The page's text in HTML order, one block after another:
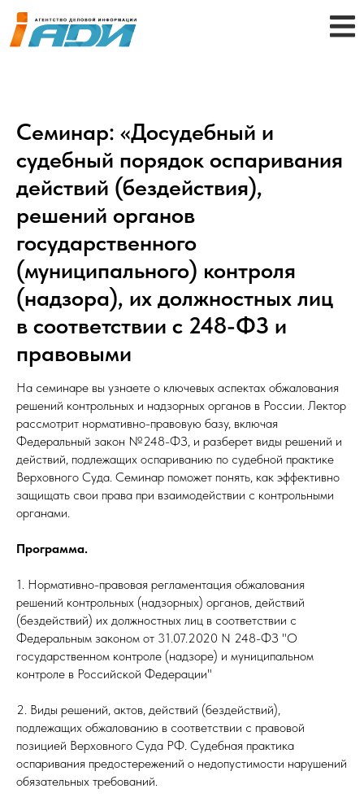
Семинар: «Досудебный и
судебный порядок оспаривания
действий (бездействия),
решений органов
государственного
(муниципального) контроля
(надзора), их должностных лиц
в соответствии с 248-ФЗ и
правовыми
На семинаре вы узнаете о ключевых аспектах обжалования
решений контрольных и надзорных органов в России. Лектор
рассмотрит нормативно-правовую базу, включая
Федеральный закон №248-ФЗ, и разберет виды решений и
действий, подлежащих оспариванию по судебной практике
Верховного Суда. Семинар поможет понять, как эффективно
защищать свои права при взаимодействии с контрольными
органами.
Программа.
1. Нормативно-правовая регламентация обжалования
решений контрольных (надзорных) органов, действий
(бездействий) их должностных лиц в соответствии с
Федеральным законом от 31.07.2020 N 248-ФЗ "О
государственном контроле (надзоре) и муниципальном
контроле в Российской Федерации"
2. Виды решений, актов, действий (бездействий),
подлежащих обжалованию в соответствии с правовой
позицией Верховного Суда РФ. Судебная практика
оспаривания предостережений о недопустимости нарушений
обязательных требований.